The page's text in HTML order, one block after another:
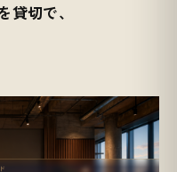
切で、